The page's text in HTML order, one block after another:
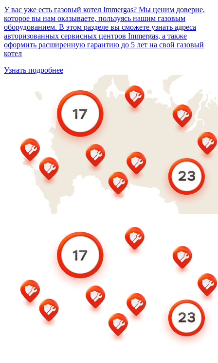
У вас уже есть газовый котел Immergas? Мы ценим доверие,
которое вы нам оказываете, пользуясь нашим газовым
оборудованием. В этом разделе вы сможете узнать адреса
авторизованных сервисных центров Immergas, а также
оформить расширенную гарантию до 5 лет на свой газовый
котел
Узнать подробнее